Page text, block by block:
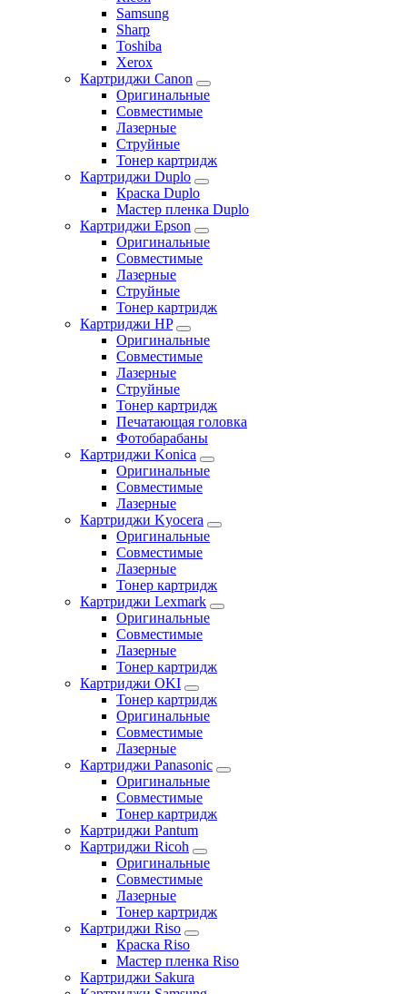
Samsung
Sharp
Toshiba
Xerox
Картриджи Canon
Оригинальные
Совместимые
Лазерные
Струйные
Тонер картридж
Картриджи Duplo
Краска Duplo
Мастер пленка Duplo
Картриджи Epson
Оригинальные
Совместимые
Лазерные
Струйные
Тонер картридж
Картриджи HP
Оригинальные
Совместимые
Лазерные
Струйные
Тонер картридж
Печатающая головка
Фотобарабаны
Картриджи Konica
Оригинальные
Совместимые
Лазерные
Картриджи Kyocera
Оригинальные
Совместимые
Лазерные
Тонер картридж
Картриджи Lexmark
Оригинальные
Совместимые
Лазерные
Тонер картридж
Картриджи OKI
Тонер картридж
Оригинальные
Совместимые
Лазерные
Картриджи Panasonic
Оригинальные
Совместимые
Тонер картридж
Картриджи Pantum
Картриджи Ricoh
Оригинальные
Совместимые
Лазерные
Тонер картридж
Картриджи Riso
Краска Riso
Мастер пленка Riso
Картриджи Sakura